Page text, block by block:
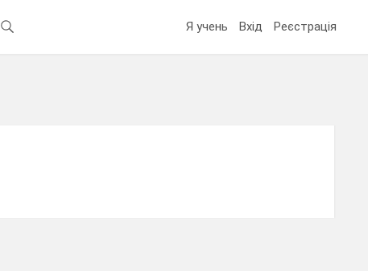
Я учень Вхід Реєстрація